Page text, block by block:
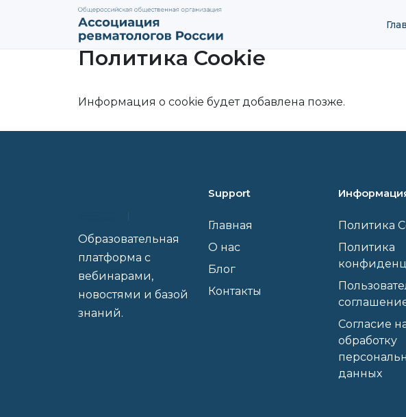
Политика Cookie
Информация о cookie будет добавлена позже.
Образовательная
платформа с
вебинарами,
новостями и базой
знаний.
Support
Главная
О нас
Блог
Контакты
Политика
Политика
Согласие
обработку
данных